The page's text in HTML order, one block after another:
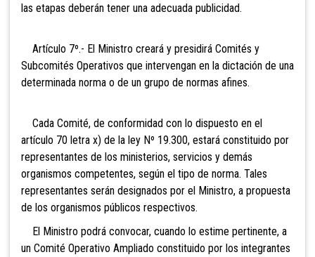
las etapas deberán tener una adecuada publicidad.
Artículo 7º.- El Ministro creará y presidirá Comités y
Subcomités Operativos que intervengan en la dictación de una
determinada norma o de un grupo de normas afines.
Cada Comité, de conformidad con lo dispuesto en el
artículo 70 letra x) de la ley Nº 19.300, estará constituido por
representantes de los ministerios, servicios y demás
organismos competentes, según el tipo de norma. Tales
representantes serán designados por el Ministro, a propuesta
de los organismos públicos respectivos.
El Ministro podrá convocar, cuando lo estime pertinente, a
un Comité Operativo Ampliado constituido por los integrantes